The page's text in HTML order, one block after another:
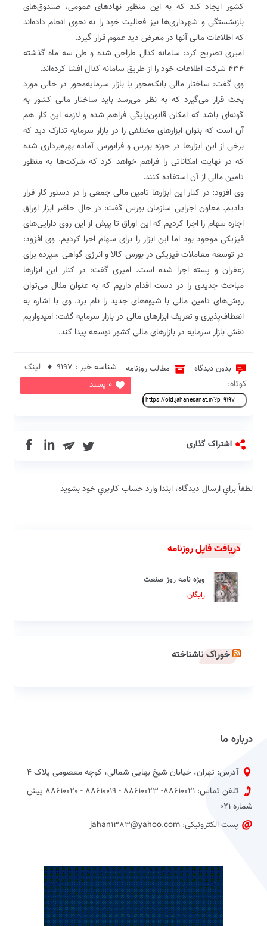
کشور ایجاد کند که به این منظور نهادهای عمومی، صندوق‌های
بازنشستگی و شهرداری‌ها نیز فعالیت خود را به نحوی انجام داده‌اند
که اطلاعات مالی آنها در معرض دید عموم قرار گیرد.
امیری تصریح کرد: سامانه کدال طراحی شده و طی سه ماه گذشته
۴۳۴ شرکت اطلاعات خود را از طریق سامانه کدال افشا کرده‌اند.
وی گفت: ساختار مالی بانک‌محور یا بازار سرمایه‌محور در حالی مورد
بحث قرار می‌گیرد که به نظر می‌رسد باید ساختار مالی کشور به
گونه‌ای باشد که امکان قانون‌پایگی فراهم شده و لازمه این کار هم
آن است که بتوان ابزارهای مختلفی را در بازار سرمایه تدارک دید که
برخی از این ابزارها در حوزه بورس و فرابورس آماده بهره‌برداری شده
که در نهایت امکاناتی را فراهم خواهد کرد که شرکت‌ها به منظور
تامین مالی از آن استفاده کنند.
وی افزود: در کنار این ابزارها تامین مالی جمعی را در دستور کار قرار
دادیم. معاون اجرایی سازمان بورس گفت: در حال حاضر ابزار اوراق
اجاره سهام را اجرا کردیم که این اوراق تا پیش از این روی دارایی‌های
فیزیکی موجود بود اما این ابزار را برای سهام اجرا کردیم. وی افزود:
در توسعه معاملات فیزیکی در بورس کالا و انرژی گواهی سپرده برای
زعفران و پسته اجرا شده است. امیری گفت: در کنار این ابزارها
مباحث جدیدی را در دست اقدام داریم که به عنوان مثال می‌توان
روش‌های تامین مالی با شیوه‌های جدید را نام برد. وی با اشاره به
انعطاف‌پذیری و تعریف ابزارهای مالی در بازار سرمایه گفت: امیدواریم
نقش بازار سرمایه در بازارهای مالی کشور توسعه پیدا کند.
بدون دیدگاه مطالب روزنامه
0 پسند
شناسه خبر : 9197 ♦
لینک
کوتاه:
اشتراک گذاری in
لطفاً براي ارسال دیدگاه، ابتدا وارد حساب كاربري خود بشويد
دریافت فایل روزنامه
ویژه نامه روز صنعت
رایگان
خوراک ناشناخته
درباره ما
آدرس: تهران، خیابان شیخ بهایی شمالی، کوچه معصومی پلاک 4
تلفن تماس: 88610021- 88610023 - 88610019 - 88610020 پیش
شماره 021
پست الکترونیکی: jahan1383@yahoo.com